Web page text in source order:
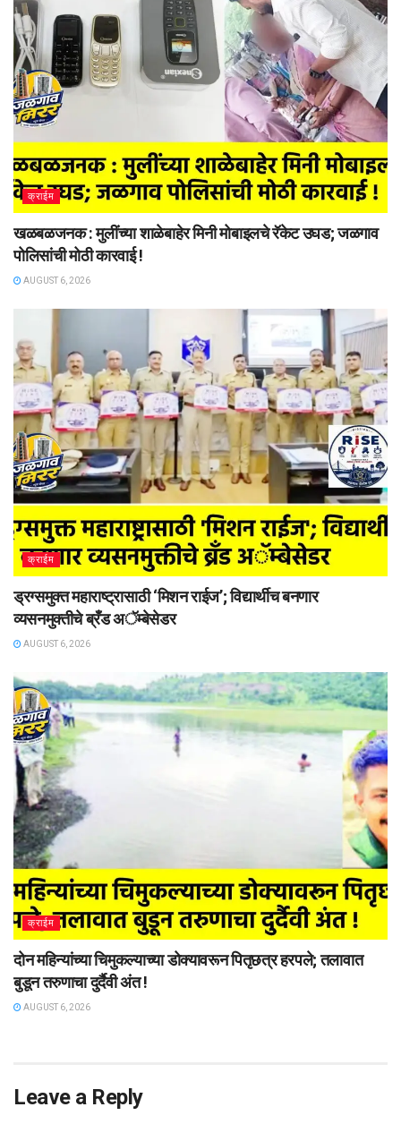
क्राईम
खळबळजनक : मुलींच्या शाळेबाहेर मिनी मोबाइलचे रॅकेट उघड; जळगाव
पोलिसांची मोठी कारवाई !
AUGUST 6, 2026
क्राईम
ड्रग्समुक्त महाराष्ट्रासाठी ‘मिशन राईज’; विद्यार्थीच बनणार
व्यसनमुक्तीचे ब्रँड अॅम्बेसेडर
AUGUST 6, 2026
क्राईम
दोन महिन्यांच्या चिमुकल्याच्या डोक्यावरून पितृछत्र हरपले; तलावात
बुडून तरुणाचा दुर्दैवी अंत !
AUGUST 6, 2026
Leave a Reply